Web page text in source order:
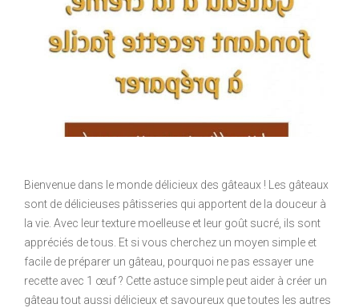
Bienvenue dans le monde délicieux des gâteaux ! Les gâteaux
sont de délicieuses pâtisseries qui apportent de la douceur à
la vie. Avec leur texture moelleuse et leur goût sucré, ils sont
appréciés de tous. Et si vous cherchez un moyen simple et
facile de préparer un gâteau, pourquoi ne pas essayer une
recette avec 1 œuf ? Cette astuce simple peut aider à créer un
gâteau tout aussi délicieux et savoureux que toutes les autres